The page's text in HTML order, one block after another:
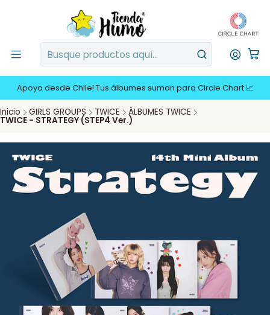
Apoya desde Chile! Tus álbumes suman para Circle Chart 📈
Inicio GIRLS GROUPS TWICE ÁLBUMES TWICE
TWICE - STRATEGY (STEP4 Ver.)